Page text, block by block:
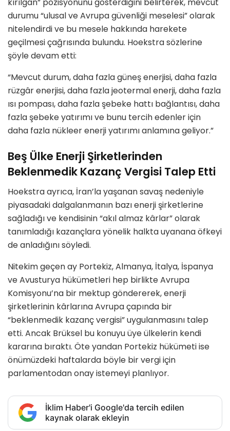
kırılgan” pozisyonunu gösterdiğini belirterek, mevcut
durumu “ulusal ve Avrupa güvenliği meselesi” olarak
nitelendirdi ve bu mesele hakkında harekete
geçilmesi çağrısında bulundu. Hoekstra sözlerine
şöyle devam etti:
“Mevcut durum, daha fazla güneş enerjisi, daha fazla
rüzgâr enerjisi, daha fazla jeotermal enerji, daha fazla
ısı pompası, daha fazla şebeke hattı bağlantısı, daha
fazla şebeke yatırımı ve bunu tercih edenler için
daha fazla nükleer enerji yatırımı anlamına geliyor.”
Beş Ülke Enerji Şirketlerinden
Beklenmedik Kazanç Vergisi Talep Etti
Hoekstra ayrıca, İran’la yaşanan savaş nedeniyle
piyasadaki dalgalanmanın bazı enerji şirketlerine
sağladığı ve kendisinin “akıl almaz kârlar” olarak
tanımladığı kazançlara yönelik halkta uyanana öfkeyi
de anladığını söyledi.
Nitekim geçen ay Portekiz, Almanya, İtalya, İspanya
ve Avusturya hükümetleri hep birlikte Avrupa
Komisyonu’na bir mektup göndererek, enerji
şirketlerinin kârlarına Avrupa çapında bir
“beklenmedik kazanç vergisi” uygulanmasını talep
etti. Ancak Brüksel bu konuyu üye ülkelerin kendi
kararına bıraktı. Öte yandan Portekiz hükümeti ise
önümüzdeki haftalarda böyle bir vergi için
parlamentodan onay istemeyi planlıyor.
İklim Haber'i Google'da tercih edilen
kaynak olarak ekleyin